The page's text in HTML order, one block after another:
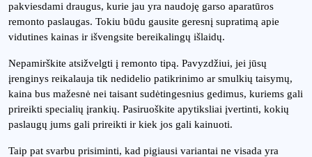
pakviesdami draugus, kurie jau yra naudoję garso aparatūros
remonto paslaugas. Tokiu būdu gausite geresnį supratimą apie
vidutines kainas ir išvengsite bereikalingų išlaidų.
Nepamirškite atsižvelgti į remonto tipą. Pavyzdžiui, jei jūsų
įrenginys reikalauja tik nedidelio patikrinimo ar smulkių taisymų,
kaina bus mažesnė nei taisant sudėtingesnius gedimus, kuriems gali
prireikti specialių įrankių. Pasiruoškite apytiksliai įvertinti, kokių
paslaugų jums gali prireikti ir kiek jos gali kainuoti.
Taip pat svarbu prisiminti, kad pigiausi variantai ne visada yra